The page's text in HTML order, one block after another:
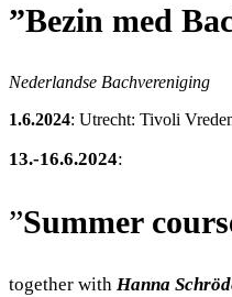
”Bezin med
Nederlandse Bachvereniging
1.6.2024: Utrecht: Tivoli
13.-16.6.2024:
”Summer
together with Hanna